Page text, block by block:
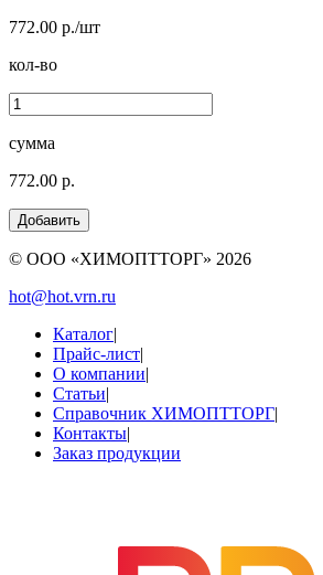
772.00 р./шт
кол-во
сумма
772.00 р.
© ООО «ХИМОПТТОРГ» 2026
hot@hot.vrn.ru
Каталог|
Прайс-лист|
О компании|
Статьи|
Справочник ХИМОПТТОРГ|
Контакты|
Заказ продукции